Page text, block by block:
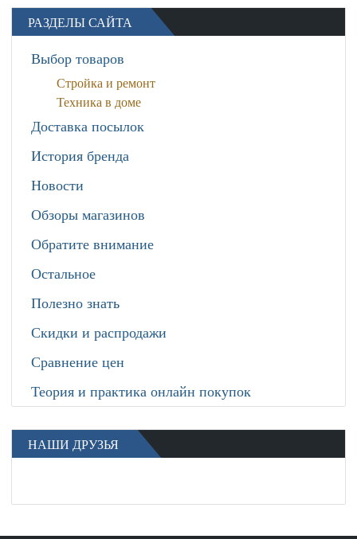
РАЗДЕЛЫ САЙТА
Выбор товаров
Стройка и ремонт
Техника в доме
Доставка посылок
История бренда
Новости
Обзоры магазинов
Обратите внимание
Остальное
Полезно знать
Скидки и распродажи
Сравнение цен
Теория и практика онлайн покупок
НАШИ ДРУЗЬЯ